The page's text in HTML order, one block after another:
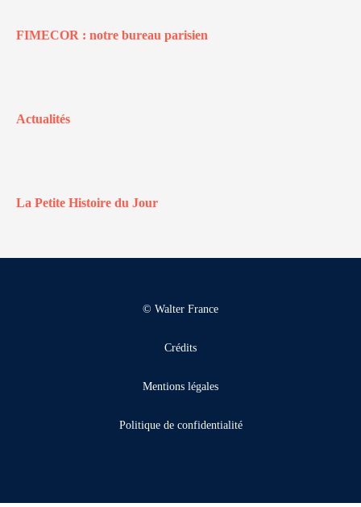
FIMECOR : notre bureau parisien
Actualités
La Petite Histoire du Jour
© Walter France
Crédits
Mentions légales
Politique de confidentialité